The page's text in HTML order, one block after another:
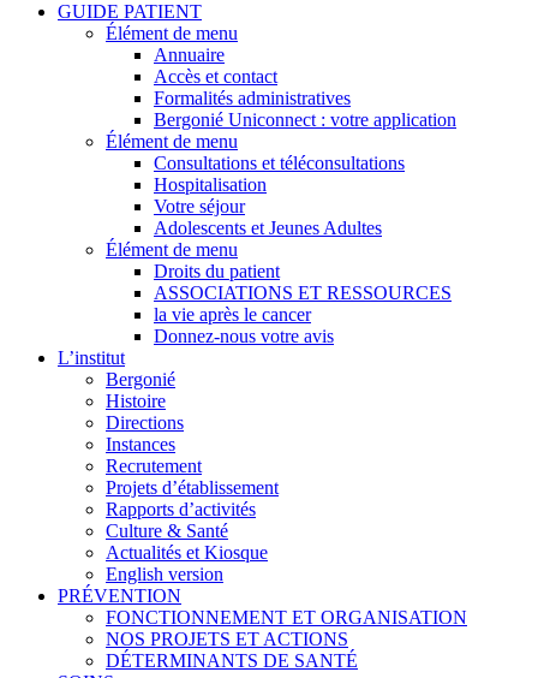
GUIDE PATIENT
Élément de menu
Annuaire
Accès et contact
Formalités administratives
Bergonié Uniconnect : votre application
Élément de menu
Consultations et téléconsultations
Hospitalisation
Votre séjour
Adolescents et Jeunes Adultes
Élément de menu
Droits du patient
ASSOCIATIONS ET RESSOURCES
la vie après le cancer
Donnez-nous votre avis
L’institut
Bergonié
Histoire
Directions
Instances
Recrutement
Projets d’établissement
Rapports d’activités
Culture & Santé
Actualités et Kiosque
English version
PRÉVENTION
FONCTIONNEMENT ET ORGANISATION
NOS PROJETS ET ACTIONS
DÉTERMINANTS DE SANTÉ